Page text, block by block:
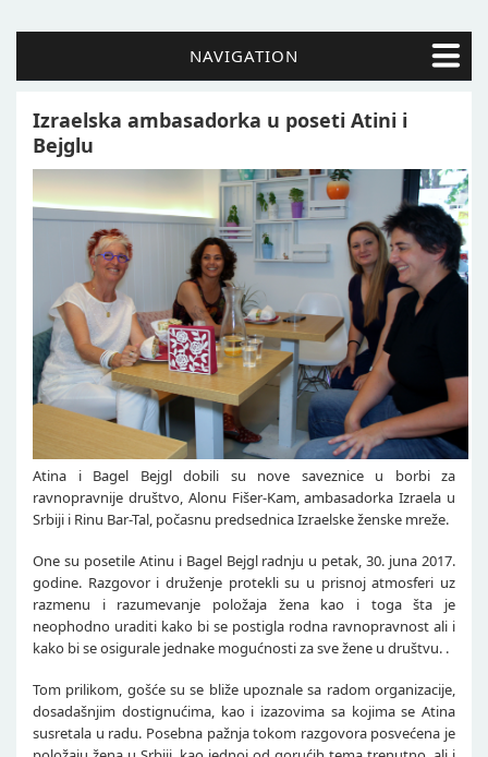
NAVIGATION
Izraelska ambasadorka u poseti Atini i
Bejglu
Atina i Bagel Bejgl dobili su nove saveznice u borbi za
ravnopravnije društvo, Alonu Fišer-Kam, ambasadorka Izraela u
Srbiji i Rinu Bar-Tal, počasnu predsednica Izraelske ženske mreže.
One su posetile Atinu i Bagel Bejgl radnju u petak, 30. juna 2017.
godine. Razgovor i druženje protekli su u prisnoj atmosferi uz
razmenu i razumevanje položaja žena kao i toga šta je
neophodno uraditi kako bi se postigla rodna ravnopravnost ali i
kako bi se osigurale jednake mogućnosti za sve žene u društvu. .
Tom prilikom, gošće su se bliže upoznale sa radom organizacije,
dosadašnjim dostignućima, kao i izazovima sa kojima se Atina
susretala u radu. Posebna pažnja tokom razgovora posvećena je